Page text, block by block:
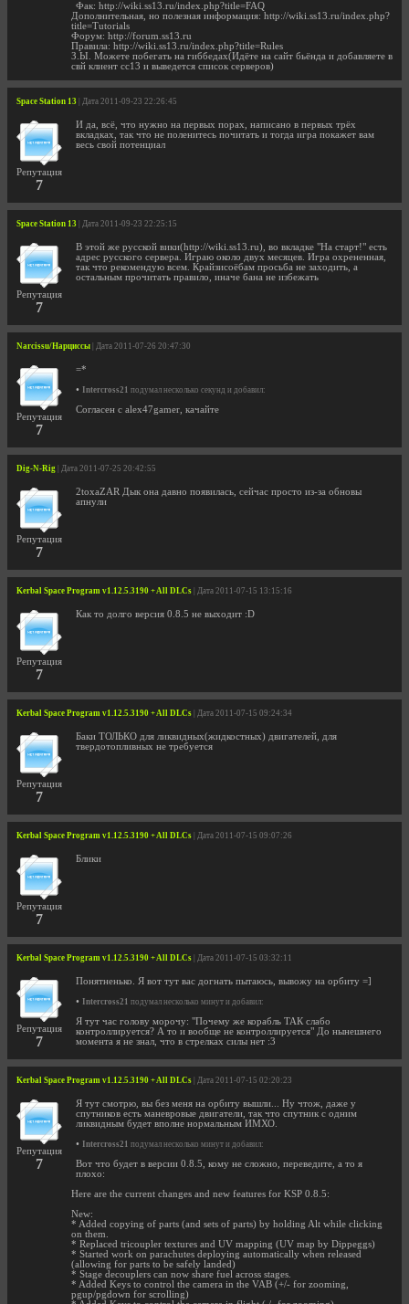
Фак: http://wiki.ss13.ru/index.php?title=FAQ
Дополнительная, но полезная информация: http://wiki.ss13.ru/index.php?
title=Tutorials
Форум: http://forum.ss13.ru
Правила: http://wiki.ss13.ru/index.php?title=Rules
З.Ы. Можете побегать на гиббедах(Идёте на сайт бьёнда и добавляете в
свй клиент сс13 и выведется список серверов)
Space Station 13 | Дата 2011-09-23 22:26:45
Репутация
7
И да, всё, что нужно на первых порах, написано в первых трёх
вкладках, так что не поленитесь почитать и тогда игра покажет вам
весь свой потенциал
Space Station 13 | Дата 2011-09-23 22:25:15
Репутация
7
В этой же русской вики(http://wiki.ss13.ru), во вкладке "На старт!" есть
адрес русского сервера. Играю около двух месяцев. Игра охрененная,
так что рекомендую всем. Крайзисоёбам просьба не заходить, а
остальным прочитать правило, иначе бана не избежать
Narcissu/Нарциссы | Дата 2011-07-26 20:47:30
Репутация
7
=*
• Intercross21 подумал несколько секунд и добавил:
Согласен с alex47gamer, качайте
Dig-N-Rig | Дата 2011-07-25 20:42:55
Репутация
7
2toxaZAR Дык она давно появилась, сейчас просто из-за обновы
апнули
Kerbal Space Program v1.12.5.3190 + All DLCs | Дата 2011-07-15 13:15:16
Репутация
7
Как то долго версия 0.8.5 не выходит :D
Kerbal Space Program v1.12.5.3190 + All DLCs | Дата 2011-07-15 09:24:34
Репутация
7
Баки ТОЛЬКО для ликвидных(жидкостных) двигателей, для
твердотопливных не требуется
Kerbal Space Program v1.12.5.3190 + All DLCs | Дата 2011-07-15 09:07:26
Репутация
7
Блики
Kerbal Space Program v1.12.5.3190 + All DLCs | Дата 2011-07-15 03:32:11
Репутация
7
Понятненько. Я вот тут вас догнать пытаюсь, вывожу на орбиту =]
• Intercross21 подумал несколько минут и добавил:
Я тут час голову морочу: "Почему же корабль ТАК слабо
контроллируется? А то и вообще не контроллируется" До нынешнего
момента я не знал, что в стрелках силы нет :3
Kerbal Space Program v1.12.5.3190 + All DLCs | Дата 2011-07-15 02:20:23
Репутация
7
Я тут смотрю, вы без меня на орбиту вышли... Ну чтож, даже у
спутников есть маневровые двигатели, так что спутник с одним
ликвидным будет вполне нормальным ИМХО.
• Intercross21 подумал несколько минут и добавил:
Вот что будет в версии 0.8.5, кому не сложно, переведите, а то я
плохо:
Here are the current changes and new features for KSP 0.8.5:
New:
* Added copying of parts (and sets of parts) by holding Alt while clicking
on them.
* Replaced tricoupler textures and UV mapping (UV map by Dippeggs)
* Started work on parachutes deploying automatically when released
(allowing for parts to be safely landed)
* Stage decouplers can now share fuel across stages.
* Added Keys to control the camera in the VAB (+/- for zooming,
pgup/pgdown for scrolling)